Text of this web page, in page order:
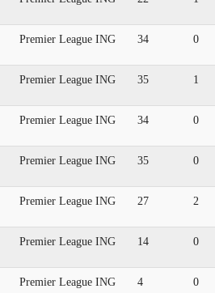
Premier League ING 34 0
Premier League ING 35 1
Premier League ING 34 0
Premier League ING 35 0
Premier League ING 27 2
Premier League ING 14 0
Premier League ING 4 0